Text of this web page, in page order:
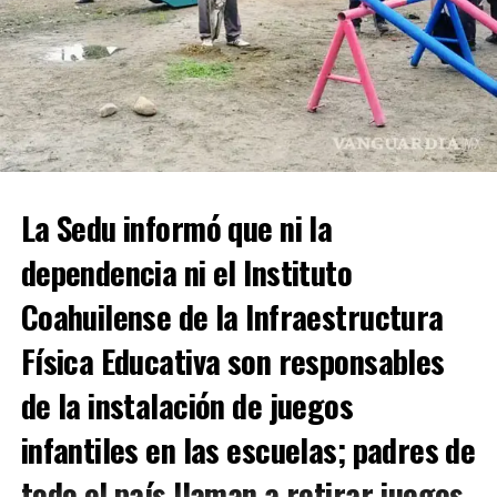
problemas económicos para mantener al neonato.
Con Información Tomada de VANGUARDIA
ADVERTISEMENT
La Sedu informó que ni la
dependencia ni el Instituto
Coahuilense de la Infraestructura
Física Educativa son responsables
de la instalación de juegos
infantiles en las escuelas; padres de